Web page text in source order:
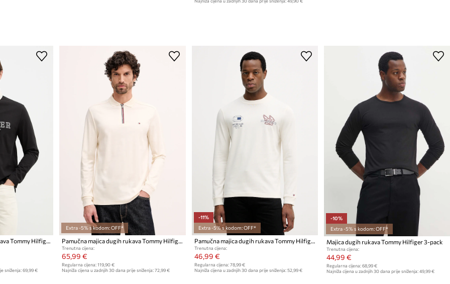
Pamučna majica dugih rukava Tommy Hilfiger
sniženja: 69,99 €
Extra -5% s kodom: OFF*
Pamučna majica dugih rukava Tommy Hilfiger
Trenutna cijena:
65,99 €
Regularna cijena: 119,90 €
Najniža cijena u zadnjih 30 dana prije sniženja: 72,99 €
-11%
Extra -5% s kodom: OFF*
Pamučna majica dugih rukava Tommy Hilfiger
Trenutna cijena:
46,99 €
Regularna cijena: 78,99 €
Najniža cijena u zadnjih 30 dana prije sniženja: 52,99 €
-10%
Extra -5% s kodom: OFF*
Majica dugih rukava Tommy Hilfiger 3-pack
Trenutna cijena:
44,99 €
Regularna cijena: 68,99 €
Najniža cijena u zadnjih 30 dana prije sniženja: 49,99 €